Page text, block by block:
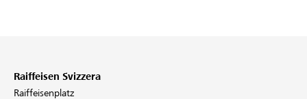
Raiffeisen Svizzera
Raiffeisenplatz